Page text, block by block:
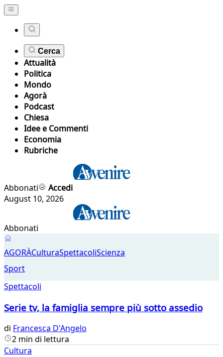
Cerca
Attualità
Politica
Mondo
Agorà
Podcast
Chiesa
Idee e Commenti
Economia
Rubriche
Abbonati
Accedi
August 10, 2026
Abbonati
Agorà
AGORÀCulturaSpettacoliScienza
Sport
Spettacoli
Serie tv, la famiglia sempre più sotto assedio
di Francesca D'Angelo
2 min di lettura
Cultura